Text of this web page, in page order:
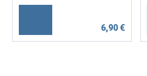
6,90 €